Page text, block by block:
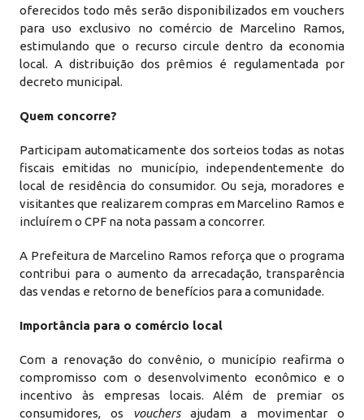
oferecidos todo mês serão disponibilizados em vouchers
para uso exclusivo no comércio de Marcelino Ramos,
estimulando que o recurso circule dentro da economia
local. A distribuição dos prêmios é regulamentada por
decreto municipal.
Quem concorre?
Participam automaticamente dos sorteios todas as notas
fiscais emitidas no município, independentemente do
local de residência do consumidor. Ou seja, moradores e
visitantes que realizarem compras em Marcelino Ramos e
incluírem o CPF na nota passam a concorrer.
A Prefeitura de Marcelino Ramos reforça que o programa
contribui para o aumento da arrecadação, transparência
das vendas e retorno de benefícios para a comunidade.
Importância para o comércio local
Com a renovação do convênio, o município reafirma o
compromisso com o desenvolvimento econômico e o
incentivo às empresas locais. Além de premiar os
consumidores, os
vouchersajudam a movimentar o